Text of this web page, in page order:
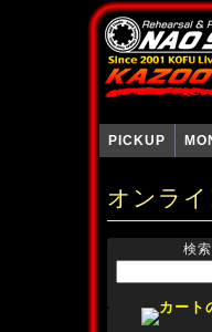
PICKUP
オンラ
検